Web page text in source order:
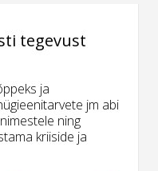
tegevust
ja
jm abi
ning
kriiside ja